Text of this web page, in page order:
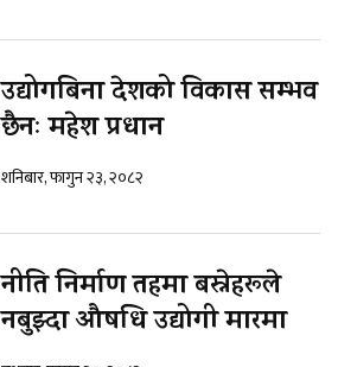
उद्योगबिना देशको विकास सम्भव
छैनः महेश प्रधान
शनिबार, फागुन २३, २०८२
नीति निर्माण तहमा बस्नेहरूले
नबुझ्दा औषधि उद्योगी मारमा